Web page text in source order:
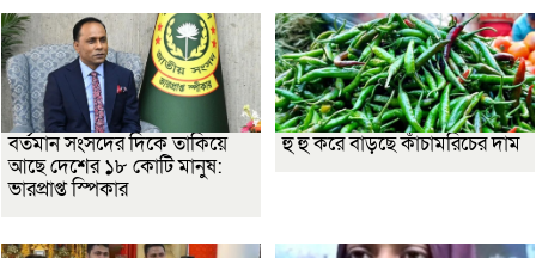
বর্তমান সংসদের দিকে তাকিয়ে
আছে দেশের ১৮ কোটি মানুষ:
ভারপ্রাপ্ত স্পিকার
হু হু করে বাড়ছে কাঁচামরিচের দাম